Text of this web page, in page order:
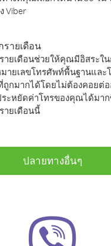
Viber
ายเดือน
ายเดือนช่วยให้คุณมีอิสระใน
มายเลขโทรศัพท์พื้นฐานแล
ถูกมากได้โดยไม่ต้องคอยต่
ะหยัดค่าโทรของคุณได้มา
ายเดือนนี้
ปลายทางอื่นๆ